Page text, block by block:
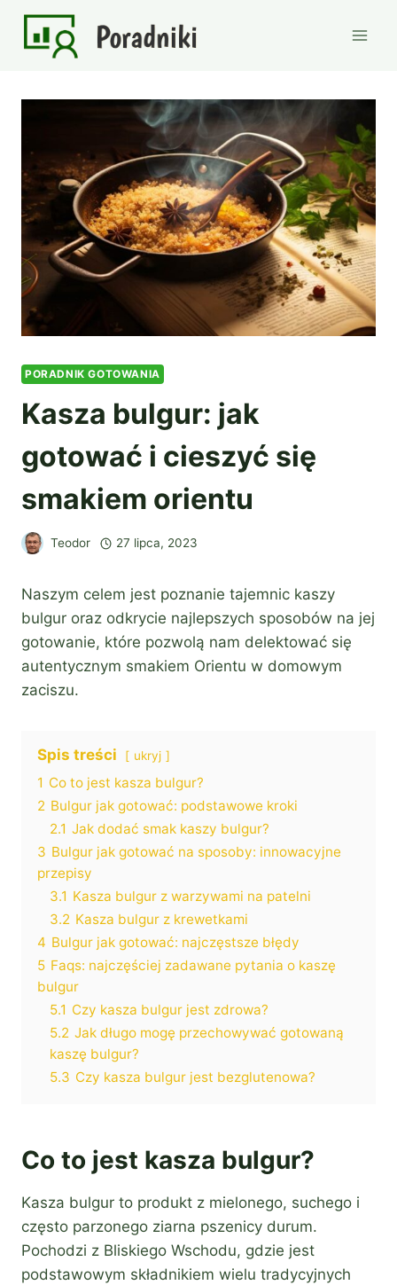
Przejdź
PORADNIK GOTOWANIA
Kasza bulgur: jak
gotować i cieszyć się
smakiem orientu
Teodor 27 lipca, 2023
Naszym celem jest poznanie tajemnic kaszy
bulgur oraz odkrycie najlepszych sposobów na jej
gotowanie, które pozwolą nam delektować się
autentycznym smakiem Orientu w domowym
zaciszu.
Spis treści ukryj
1 Co to jest kasza bulgur?
2 Bulgur jak gotować: podstawowe kroki
2.1 Jak dodać smak kaszy bulgur?
3 Bulgur jak gotować na sposoby: innowacyjne
przepisy
3.1 Kasza bulgur z warzywami na patelni
3.2 Kasza bulgur z krewetkami
4 Bulgur jak gotować: najczęstsze błędy
5 Faqs: najczęściej zadawane pytania o kaszę
bulgur
5.1 Czy kasza bulgur jest zdrowa?
5.2 Jak długo mogę przechowywać gotowaną
kaszę bulgur?
5.3 Czy kasza bulgur jest bezglutenowa?
Co to jest kasza bulgur?
Kasza bulgur to produkt z mielonego, suchego i
często parzonego ziarna pszenicy durum.
Pochodzi z Bliskiego Wschodu, gdzie jest
podstawowym składnikiem wielu tradycyjnych